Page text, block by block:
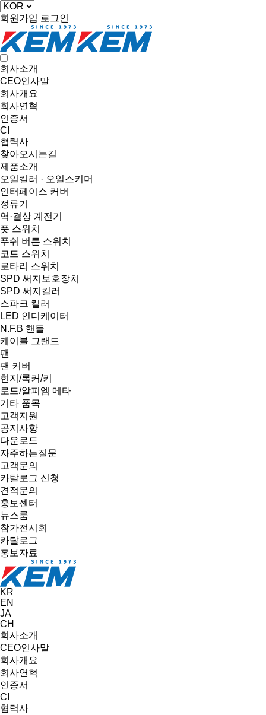
회원가입 로그인
회사소개
CEO인사말
회사개요
회사연혁
인증서
CI
협력사
찾아오시는길
제품소개
오일킬러 · 오일스키머
인터페이스 커버
정류기
역·결상 계전기
풋 스위치
푸쉬 버튼 스위치
코드 스위치
로타리 스위치
SPD 써지보호장치
SPD 써지킬러
스파크 킬러
LED 인디케이터
N.F.B 핸들
케이블 그랜드
팬
팬 커버
힌지/록커/키
로드/알피엠 메타
기타 품목
고객지원
공지사항
다운로드
자주하는질문
고객문의
카탈로그 신청
견적문의
홍보센터
뉴스룸
참가전시회
카탈로그
홍보자료
KR
EN
JA
CH
회사소개
CEO인사말
회사개요
회사연혁
인증서
CI
협력사